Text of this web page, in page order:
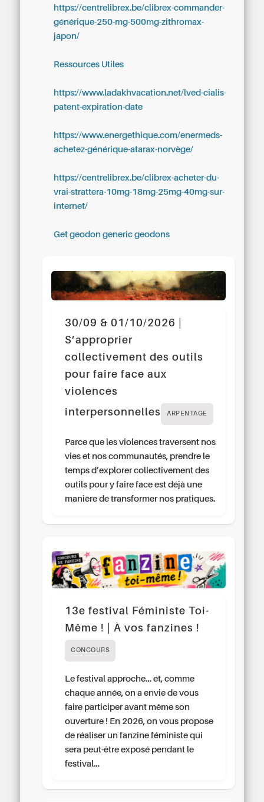
https://centrelibrex.be/clibrex-commander-
générique-250-mg-500mg-zithromax-
japon/
Ressources Utiles
https://www.ladakhvacation.net/lved-cialis-
patent-expiration-date
https://www.energethique.com/enermeds-
achetez-générique-atarax-norvège/
https://centrelibrex.be/clibrex-acheter-du-
vrai-strattera-10mg-18mg-25mg-40mg-sur-
internet/
Get geodon generic geodons
30/09 & 01/10/2026 |
S’approprier
collectivement des outils
pour faire face aux
violences
interpersonnelles
ARPENTAGE
Parce que les violences traversent nos
vies et nos communautés, prendre le
temps d’explorer collectivement des
outils pour y faire face est déjà une
manière de transformer nos pratiques.
13e festival Féministe Toi-
Même ! | À vos fanzines !
CONCOURS
Le festival approche… et, comme
chaque année, on a envie de vous
faire participer avant même son
ouverture ! En 2026, on vous propose
de réaliser un fanzine féministe qui
sera peut-être exposé pendant le
festival…